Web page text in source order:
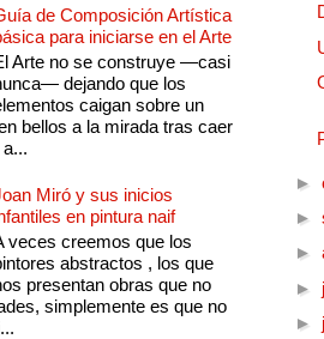
de Composición Artística
para iniciarse en el Arte
Arte no se construye —casi
dejando que los
caigan sobre un
bellos a la mirada tras caer
Miró y sus inicios
en pintura naif
veces creemos que los
abstractos , los que
presentan obras que no
simplemente es que no
►
►
►
►
►